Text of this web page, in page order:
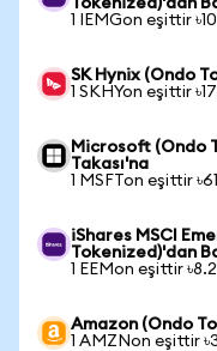
Tokenized)'dan
1 IEMGon eşittir
SK Hynix (Ondo
1 SKHYon eşittir
Microsoft (Ondo
Takası'na
1 MSFTon eşittir
iShares MSCI
Tokenized)'dan
1 EEMon eşittir
Amazon (Ondo
1 AMZNon eşittir